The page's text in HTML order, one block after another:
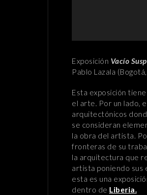
Exposición Vacío
Pablo Lazala
Esta exposición
el arte. Por un lado,
arquitectónicos
se consideran
la obra del artista.
fronteras de su
la arquitectura que
artista poniendo sus
esta es una
dentro de Liberia.